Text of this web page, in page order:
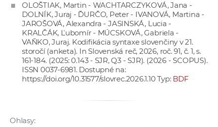
a
c
a
p
a
OLOŠTIAK, Martin - WACHTARCZYKOVÁ, Jana -
DOLNÍK, Juraj - ĎURČO, Peter - IVANOVÁ, Martina -
JAROŠOVÁ, Alexandra - JASINSKÁ, Lucia -
KRALČÁK, Ľubomír - MÚCSKOVÁ, Gabriela -
VAŇKO, Juraj. Kodifikácia syntaxe slovenčiny v 21.
storočí (anketa). In Slovenská reč, 2026, roč. 91, č. 1, s.
161-184. (2025: 0.143 - SJR, Q3 - SJR). (2026 - SCOPUS).
ISSN 0037-6981. Dostupné na:
https://doi.org/10.31577/slovrec.2026.1.10Typ: BDF
Ohlasy: